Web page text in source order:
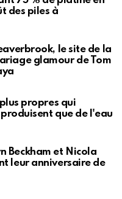
des piles à
le site de la
glamour de Tom
propres qui
que de l'eau
Beckham et Nicola
leur anniversaire de